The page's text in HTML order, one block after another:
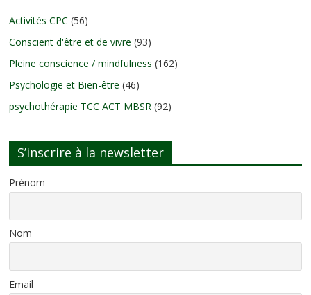
Activités CPC (56)
Conscient d'être et de vivre (93)
Pleine conscience / mindfulness (162)
Psychologie et Bien-être (46)
psychothérapie TCC ACT MBSR (92)
S’inscrire à la newsletter
Prénom
Nom
Email